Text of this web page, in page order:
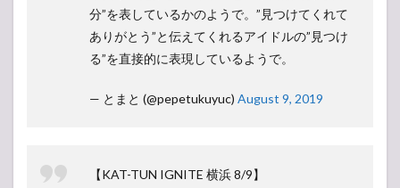
分”を表しているかのようで。”見つけてくれて
ありがとう”と伝えてくれるアイドルの”見つけ
る”を直接的に表現しているようで。
— とまと (@pepetukuyuc) August 9, 2019
【KAT-TUN IGNITE 横浜 8/9】